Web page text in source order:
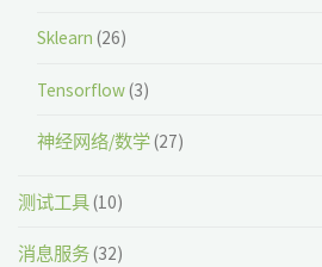
Sklearn (26)
Tensorflow(3)
神经网络/数学(27)
测试工具(10)
消息服务(32)